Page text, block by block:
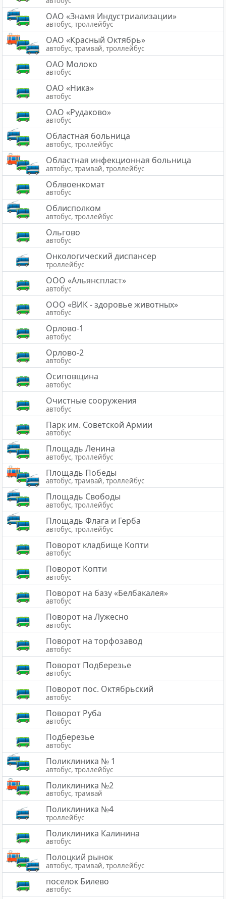
ОАО «Знамя Индустриализации»
автобус, троллейбус
ОАО «Красный Октябрь»
автобус, трамвай, троллейбус
ОАО Молоко
автобус
ОАО «Ника»
автобус
ОАО «Рудаково»
автобус
Областная больница
автобус, троллейбус
Областная инфекционная больница
автобус, трамвай, троллейбус
Облвоенкомат
автобус
Облисполком
автобус, троллейбус
Ольгово
автобус
Онкологический диспансер
троллейбус
ООО «Альянспласт»
автобус
ООО «ВИК - здоровье животных»
автобус
Орлово-1
автобус
Орлово-2
автобус
Осиповщина
автобус
Очистные сооружения
автобус
Парк им. Советской Армии
автобус
Площадь Ленина
автобус, троллейбус
Площадь Победы
автобус, трамвай, троллейбус
Площадь Свободы
автобус, троллейбус
Площадь Флага и Герба
автобус, троллейбус
Поворот кладбище Копти
автобус
Поворот Копти
автобус
Поворот на базу «Белбакалея»
автобус
Поворот на Лужесно
автобус
Поворот на торфозавод
автобус
Поворот Подберезье
автобус
Поворот пос. Октябрьский
автобус
Поворот Руба
автобус
Подберезье
автобус
Поликлиника № 1
автобус, троллейбус
Поликлиника №2
автобус, трамвай
Поликлиника №4
троллейбус
Поликлиника Калинина
автобус
Полоцкий рынок
автобус, трамвай, троллейбус
поселок Билево
автобус